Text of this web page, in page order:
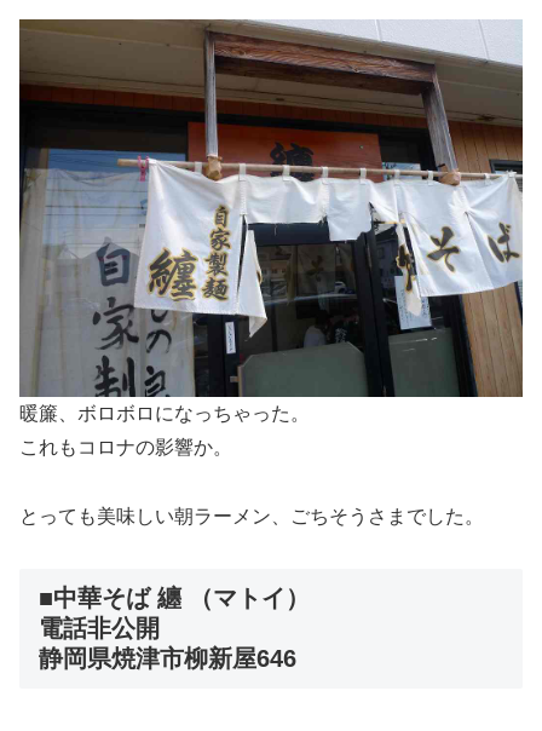
暖簾、ボロボロになっちゃった。
これもコロナの影響か。
とっても美味しい朝ラーメン、ごちそうさまでした。
■中華そば 纏 （マトイ）
電話非公開
静岡県焼津市柳新屋646